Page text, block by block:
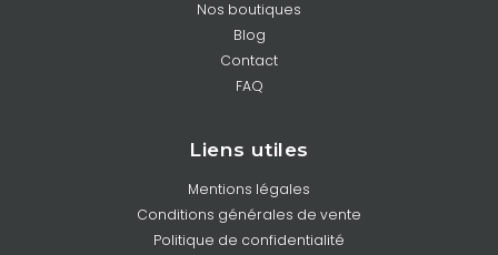
Nos boutiques
Blog
Contact
FAQ
Liens utiles
Mentions légales
Conditions générales de vente
Politique de confidentialité